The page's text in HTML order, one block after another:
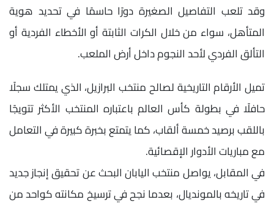
وقد تلعب التفاصيل الصغيرة دورًا حاسمًا في تحديد هوية
المتأهل، سواء من خلال الكرات الثابتة أو الأخطاء الفردية أو
التألق الفردي لأحد النجوم داخل أرض الملعب.
تميل الأرقام التاريخية لصالح منتخب البرازيل، الذي يمتلك سجلًا
حافلًا في بطولة كأس العالم باعتباره المنتخب الأكثر تتويجًا
باللقب برصيد خمسة ألقاب، كما يتمتع بخبرة كبيرة في التعامل
مع مباريات الأدوار الإقصائية.
في المقابل، يواصل منتخب اليابان البحث عن تحقيق إنجاز جديد
في تاريخه بالمونديال، بعدما نجح في ترسيخ مكانته كواحد من